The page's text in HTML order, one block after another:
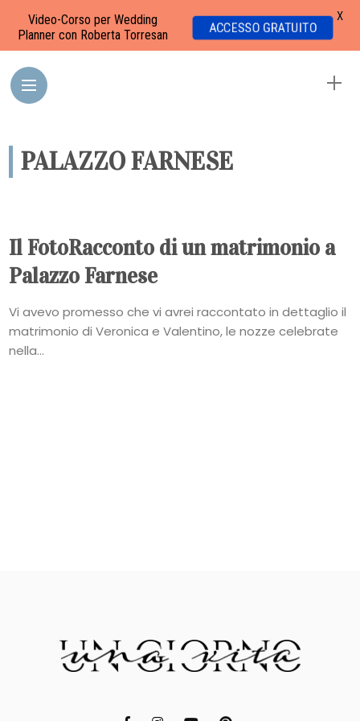
PALAZZO FARNESE
Il FotoRacconto di un matrimonio a
Palazzo Farnese
Vi avevo promesso che vi avrei raccontato in dettaglio il
matrimonio di Veronica e Valentino, le nozze celebrate
nella...
Video-Corso per Wedding
Planner con Roberta Torresan
ACCESSO GRATUITO
X